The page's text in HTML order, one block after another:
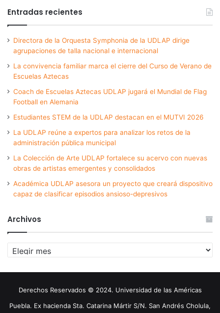
Entradas recientes
Directora de la Orquesta Symphonia de la UDLAP dirige
agrupaciones de talla nacional e internacional
La convivencia familiar marca el cierre del Curso de Verano de
Escuelas Aztecas
Coach de Escuelas Aztecas UDLAP jugará el Mundial de Flag
Football en Alemania
Estudiantes STEM de la UDLAP destacan en el MUTVI 2026
La UDLAP reúne a expertos para analizar los retos de la
administración pública municipal
La Colección de Arte UDLAP fortalece su acervo con nuevas
obras de artistas emergentes y consolidados
Académica UDLAP asesora un proyecto que creará dispositivo
capaz de clasificar episodios ansioso-depresivos
Archivos
Archivos
Derechos Reservados © 2024. Universidad de las Américas
Puebla. Ex hacienda Sta. Catarina Mártir S/N. San Andrés Cholula,